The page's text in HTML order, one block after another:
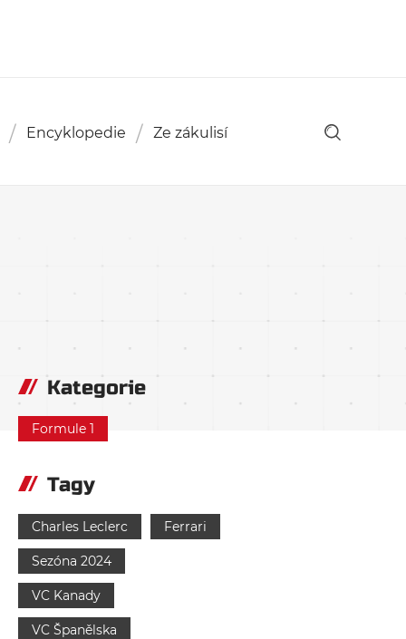
Encyklopedie Ze zákulisí
Kategorie
Formule 1
Tagy
Charles Leclerc Ferrari
Sezóna 2024
VC Kanady
VC Španělska